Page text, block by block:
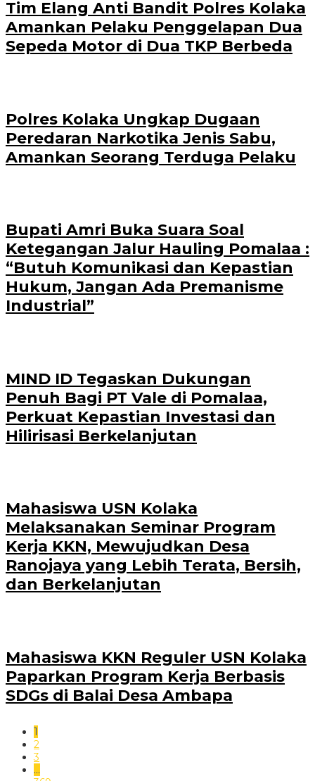
Tim Elang Anti Bandit Polres Kolaka
Amankan Pelaku Penggelapan Dua
Sepeda Motor di Dua TKP Berbeda
Polres Kolaka Ungkap Dugaan
Peredaran Narkotika Jenis Sabu,
Amankan Seorang Terduga Pelaku
Bupati Amri Buka Suara Soal
Ketegangan Jalur Hauling Pomalaa :
“Butuh Komunikasi dan Kepastian
Hukum, Jangan Ada Premanisme
Industrial”
MIND ID Tegaskan Dukungan
Penuh Bagi PT Vale di Pomalaa,
Perkuat Kepastian Investasi dan
Hilirisasi Berkelanjutan
Mahasiswa USN Kolaka
Melaksanakan Seminar Program
Kerja KKN, Mewujudkan Desa
Ranojaya yang Lebih Terata, Bersih,
dan Berkelanjutan
Mahasiswa KKN Reguler USN Kolaka
Paparkan Program Kerja Berbasis
SDGs di Balai Desa Ambapa
1
2
3
…